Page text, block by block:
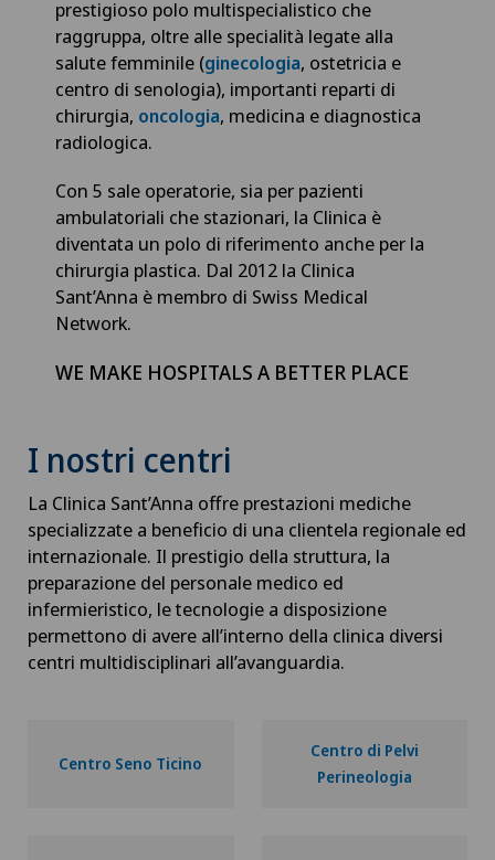
prestigioso polo multispecialistico che
raggruppa, oltre alle specialità legate alla
salute femminile (ginecologia, ostetricia e
centro di senologia), importanti reparti di
chirurgia, oncologia, medicina e diagnostica
radiologica.
Con 5 sale operatorie, sia per pazienti
ambulatoriali che stazionari, la Clinica è
diventata un polo di riferimento anche per la
chirurgia plastica. Dal 2012 la Clinica
Sant’Anna è membro di Swiss Medical
Network.
WE MAKE HOSPITALS A BETTER PLACE
I nostri centri
La Clinica Sant’Anna offre prestazioni mediche
specializzate a beneficio di una clientela regionale ed
internazionale. Il prestigio della struttura, la
preparazione del personale medico ed
infermieristico, le tecnologie a disposizione
permettono di avere all’interno della clinica diversi
centri multidisciplinari all’avanguardia.
Centro Seno Ticino
Centro di Pelvi
Perineologia